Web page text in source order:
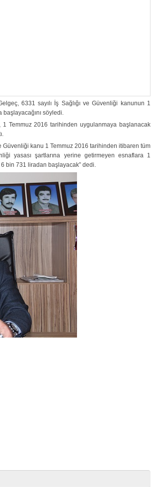
6331 sayılı İş Sağlığı ve Güvenliği kanunun 1
söyledi.
1 Temmuz 2016 tarihinden uygulanmaya başlanacak
Güvenliği kanu 1 Temmuz 2016 tarihinden itibaren tüm
yasası şartlarına yerine getirmeyen esnaflara 1
bin 731 liradan başlayacak” dedi.